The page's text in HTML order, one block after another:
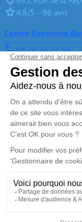
4.8/5 – 98 avis
Centre Funéraire
04 74 28 22 44
contact@pfd-
31, Rue Lavoisier
4.6/5 – 442 avis
Nos Services
Organiser des
Monuments
Services aux familles
Politique de
Politique d’utilisation